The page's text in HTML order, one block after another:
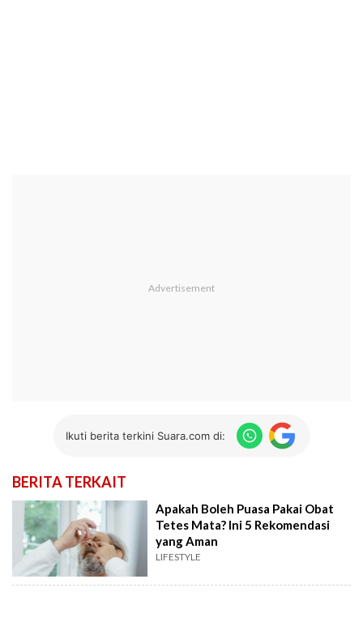
Ikuti berita terkini Suara.com di:
BERITA TERKAIT
Apakah Boleh Puasa Pakai Obat
Tetes Mata? Ini 5 Rekomendasi
yang Aman
LIFESTYLE